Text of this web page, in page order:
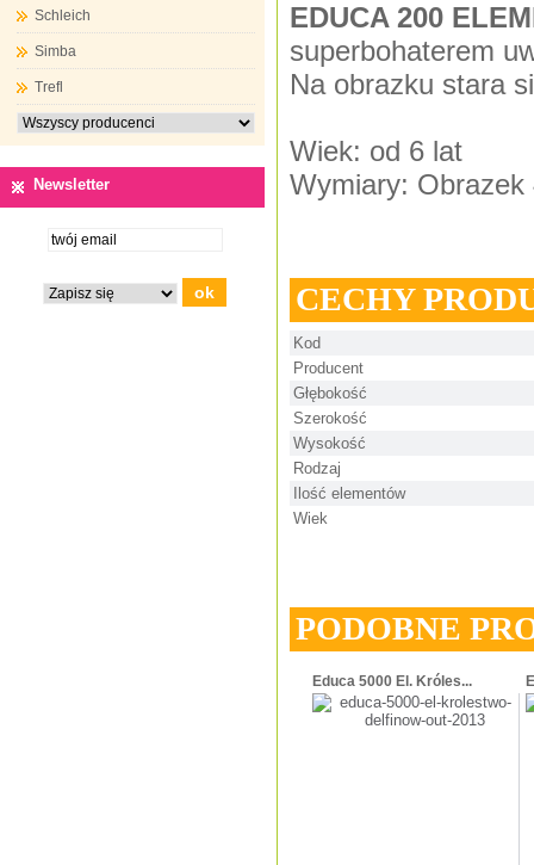
Schleich
Simba
Trefl
Newsletter
EDUCA 200
superbohaterem
Na obrazku stara
Wiek: od 6 lat
Wymiary:
CECHY
Kod
Producent
Głębokość
Szerokość
Wysokość
Rodzaj
Ilość elementów
Wiek
PODOBNE
Educa 5000 El. Króles...